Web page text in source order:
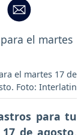
el martes 17 de
Foto: Interlatin
para tu
de agosto,